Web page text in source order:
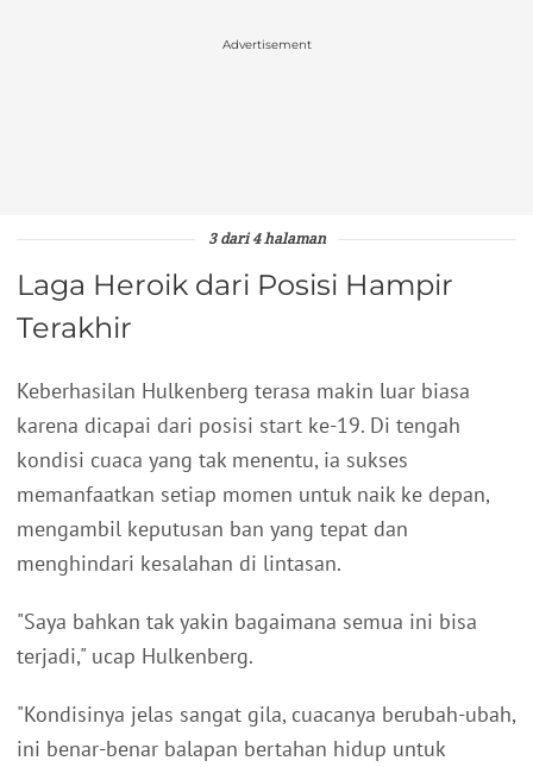
Advertisement
3 dari 4 halaman
Laga Heroik dari Posisi Hampir
Terakhir
Keberhasilan Hulkenberg terasa makin luar biasa
karena dicapai dari posisi start ke-19. Di tengah
kondisi cuaca yang tak menentu, ia sukses
memanfaatkan setiap momen untuk naik ke depan,
mengambil keputusan ban yang tepat dan
menghindari kesalahan di lintasan.
"Saya bahkan tak yakin bagaimana semua ini bisa
terjadi," ucap Hulkenberg.
"Kondisinya jelas sangat gila, cuacanya berubah-ubah,
ini benar-benar balapan bertahan hidup untuk